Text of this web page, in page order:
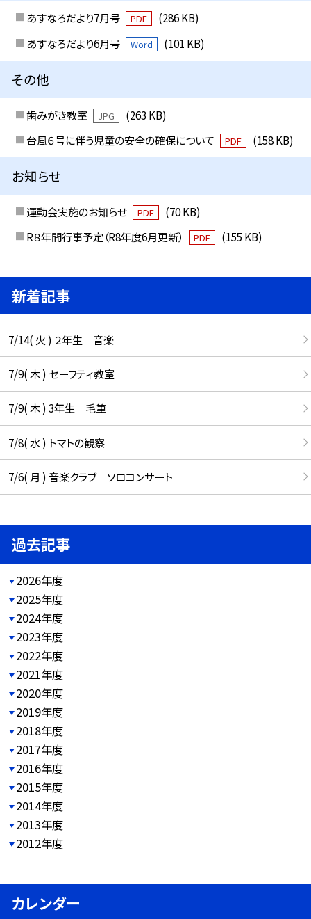
あすなろだより7月号 PDF
(286 KB)
あすなろだより6月号
Word (101 KB)
その他
歯みがき教室 JPG
(263 KB)
台風６号に伴う児童の安全の確保について
PDF (158 KB)
お知らせ
運動会実施のお知らせ PDF
(70 KB)
R８年間行事予定（R8年度6月更新）
PDF (155 KB)
新着記事
7/14( 火 ) ２年生 音楽
7/9( 木 ) セーフティ教室
7/9( 木 ) 3年生 毛筆
7/8( 水 ) トマトの観察
7/6( 月 ) 音楽クラブ ソロコンサート
過去記事
2026年度
2025年度
2024年度
2023年度
2022年度
2021年度
2020年度
2019年度
2018年度
2017年度
2016年度
2015年度
2014年度
2013年度
2012年度
カレンダー